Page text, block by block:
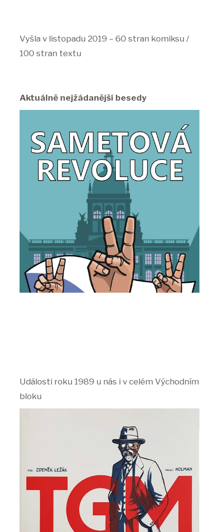
Vyšla v listopadu 2019 – 60 stran komiksu /
100 stran textu
Aktuálně nejžádanější besedy
Události roku 1989 u nás i v celém Východním
bloku